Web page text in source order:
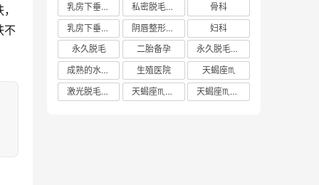
不
乳房下垂矫正价格
私密脱毛方法
骨科
乳房下垂矫正费用
阴唇整形手术多少钱
妇科
永久脱毛
二胎备孕
永久脱毛方法
成熟的水蜜桃
生殖医院
天蝎座♏️
激光脱毛价格
天蝎座♏️女生 天蝎座♏️男生